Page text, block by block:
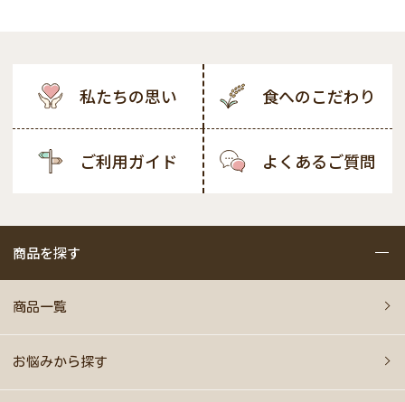
私たちの思い 食へのこだわり
ご利用ガイド よくあるご質問
商品を探す
商品一覧
お悩みから探す